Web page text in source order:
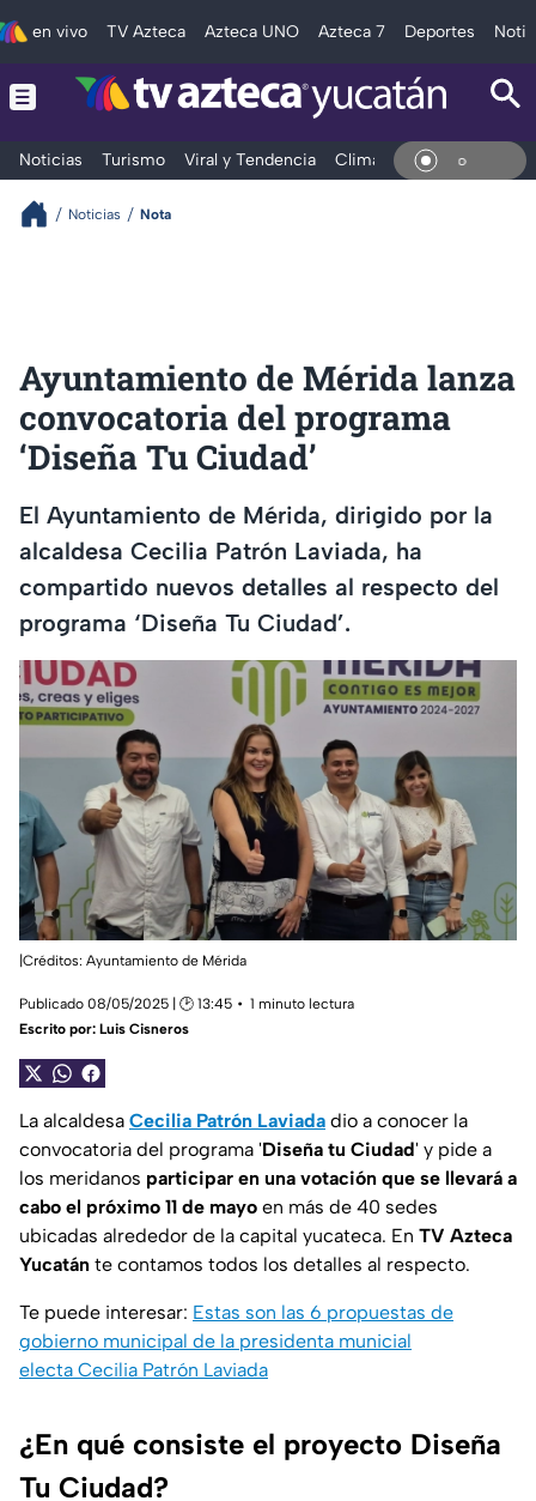
en vivo TV Azteca Azteca UNO Azteca 7 Deportes
Noticias Turismo Viral y Tendencia Clima Deportes En
Noticias Nota
Ayuntamiento de Mérida lanza
convocatoria del programa
‘Diseña Tu Ciudad’
El Ayuntamiento de Mérida, dirigido por la
alcaldesa Cecilia Patrón Laviada, ha
compartido nuevos detalles al respecto del
programa ‘Diseña Tu Ciudad’.
|Créditos: Ayuntamiento de Mérida
Publicado 08/05/2025 | 🕑 13:45
1 minuto lectura
Escrito por: Luis Cisneros
La alcaldesa Cecilia Patrón Laviada dio a conocer la
convocatoria del programa 'Diseña tu Ciudad' y pide a
los meridanos participar en una votación que se llevará a
cabo el próximo 11 de mayo en más de 40 sedes
ubicadas alrededor de la capital yucateca. En TV Azteca
Yucatán te contamos todos los detalles al respecto.
Te puede interesar: Estas son las 6 propuestas de
gobierno municipal de la presidenta municial
electa Cecilia Patrón Laviada
¿En qué consiste el proyecto Diseña
Tu Ciudad?